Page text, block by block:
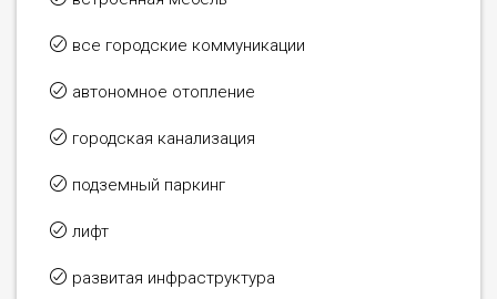
все городские коммуникации
автономное отопление
городская канализация
подземный паркинг
лифт
развитая инфраструктура